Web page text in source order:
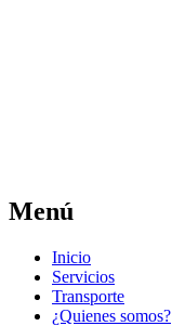
Menú
contenido
Inicio
Servicios
Transporte
¿Quienes somos?